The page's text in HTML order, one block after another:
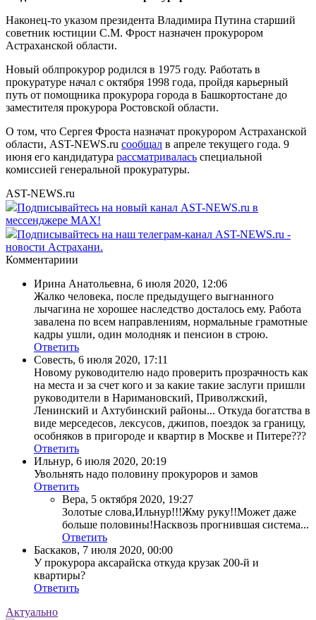
Наконец-то указом президента Владимира Путина старший
советник юстиции С.М. Фрост назначен прокурором
Астраханской области.
Новый облпрокурор родился в 1975 году. Работать в
прокуратуре начал с октября 1998 года, пройдя карьерный
путь от помощника прокурора города в Башкортостане до
заместителя прокурора Ростовской области.
О том, что Сергея Фроста назначат прокурором Астраханской
области, AST-NEWS.ru сообщал в апреле текущего года. 9
июня его кандидатура рассматривалась специальной
комиссией генеральной прокуратуры.
AST-NEWS.ru
Подписывайтесь на новый канал AST-NEWS.ru в
мессенджере MAX!
Подписывайтесь на наш телеграм-канал AST-NEWS.ru -
новости Астрахани.
Комментариии
Ирина Анатольевна, 6 июля 2020, 12:06
Жалко человека, после предыдущего выгнанного
лычагина не хорошее наследство досталось ему. Работа
завалена по всем направлениям, нормальные грамотные
кадры ушли, один молодняк и пенсион в строю.
Ответить
Совесть, 6 июля 2020, 17:11
Новому руководителю надо проверить прозрачность как
на места и за счет кого и за какие такие заслуги пришли
руководители в Наримановский, Приволжский,
Ленинский и Ахтубинский районы... Откуда богатства в
виде мерседесов, лексусов, джипов, поездок за границу,
особняков в пригороде и квартир в Москве и Питере???
Ответить
Ильнур, 6 июля 2020, 20:19
Увольнять надо половину прокуроров и замов
Ответить
Вера, 5 октября 2020, 19:27
Золотые слова,Ильнур!!!Жму руку!!Может даже
больше половины!Насквозь прогнившая система...
Ответить
Баскаков, 7 июля 2020, 00:00
У прокурора аксарайска откуда крузак 200-й и
квартиры?
Ответить
Актуально